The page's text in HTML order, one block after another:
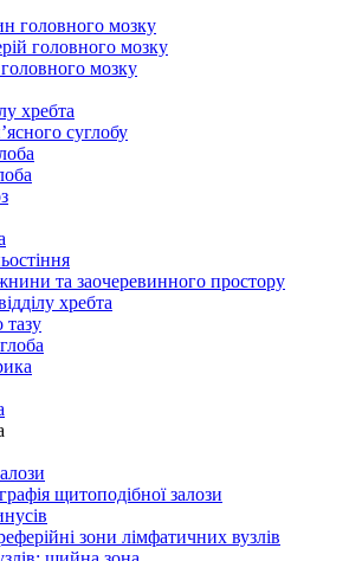
головного мозку
головного мозку
мозку
хребта
суглобу
та заочеревинного простору
хребта
щитоподібної залози
зони лімфатичних вузлів